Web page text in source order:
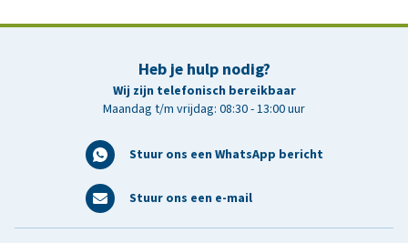
Heb je hulp nodig?
Wij zijn telefonisch bereikbaar
Maandag t/m vrijdag: 08:30 - 13:00 uur
Stuur ons een WhatsApp bericht
Stuur ons een e-mail